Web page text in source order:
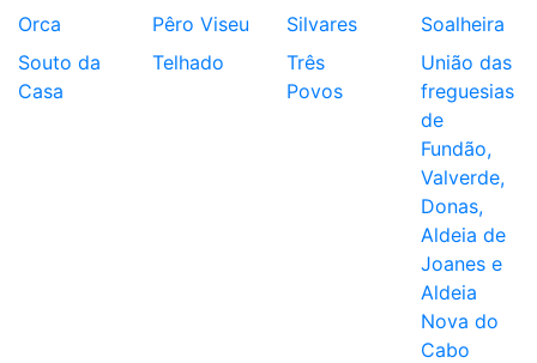
Orca Pêro Viseu Silvares
Soalheira
Souto da
Casa
Telhado
Três
Povos
União das
freguesias
de
Fundão,
Valverde,
Donas,
Aldeia de
Joanes e
Aldeia
Nova do
Cabo